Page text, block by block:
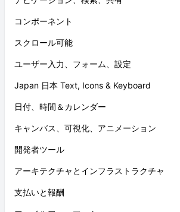
コンポーネント
スクロール可能
ユーザー入力、フォーム、設定
Japan 日本 Text, Icons & Keyboard
日付、時間＆カレンダー
キャンバス、可視化、アニメーション
開発者ツール
アーキテクチャとインフラストラクチャ
支払いと報酬